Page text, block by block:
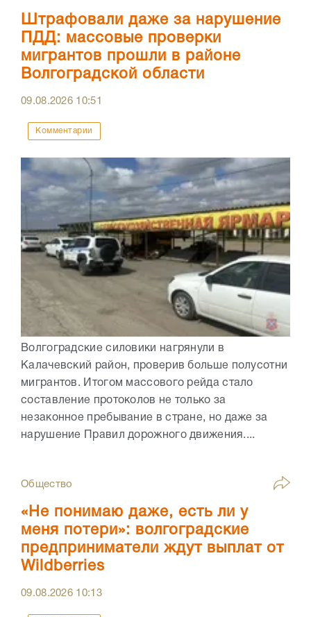
Штрафовали даже за нарушение
ПДД: массовые проверки
мигрантов прошли в районе
Волгоградской области
09.08.2026 10:51
Комментарии
Волгоградские силовики нагрянули в
Калачевский район, проверив больше полусотни
мигрантов. Итогом массового рейда стало
составление протоколов не только за
незаконное пребывание в стране, но даже за
нарушение Правил дорожного движения....
Общество
«Не понимаю даже, есть ли у
меня потери»: волгоградские
предприниматели ждут выплат от
Wildberries
09.08.2026 10:13